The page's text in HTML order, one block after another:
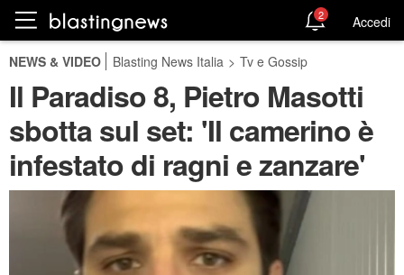
2 Accedi
NEWS & VIDEO Blasting News Italia > Tv e Gossip
Il Paradiso 8, Pietro Masotti
sbotta sul set: 'Il camerino è
infestato di ragni e zanzare'